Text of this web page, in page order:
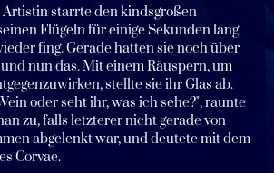
Artistin starrte den kindsgroßen
Flügeln für einige Sekunden lang
fing. Gerade hatten sie noch über
nun das. Mit einem Räuspern, um
stellte sie ihr Glas ab.
oder seht ihr, was ich sehe?", raunte
zu, falls letzterer nicht gerade von
abgelenkt war, und deutete mit dem
Corvae.